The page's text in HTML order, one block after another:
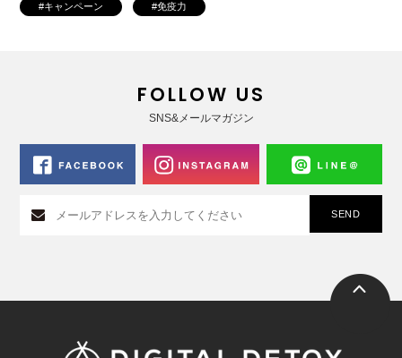
キャンペーン 免疫力
FOLLOW US
SNS&メールマガジン